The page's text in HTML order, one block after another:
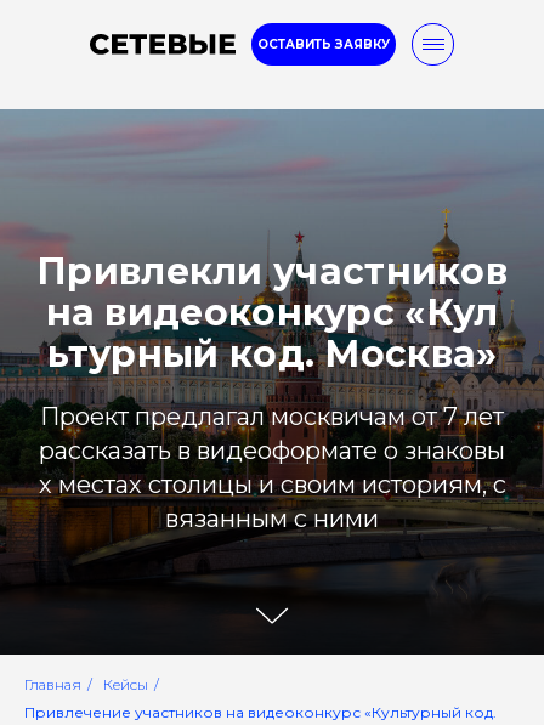
Блог
Кейсы
Услуги
ОСТАВИТЬ ЗАЯВКУ
Привлекли участников
на видеоконкурс «Кул
ьтурный код. Москва»
Проект предлагал москвичам от 7 лет
рассказать в видеоформате о знаковы
х местах столицы и своим историям, с
вязанным с ними
Главная / Кейсы /
Привлечение участников на видеоконкурс «Культурный код.